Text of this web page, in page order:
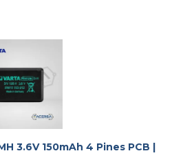
3.6V 150mAh 4 Pines PCB |